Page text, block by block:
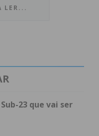
àCrescente Padaria
LER...
23 que vai ser